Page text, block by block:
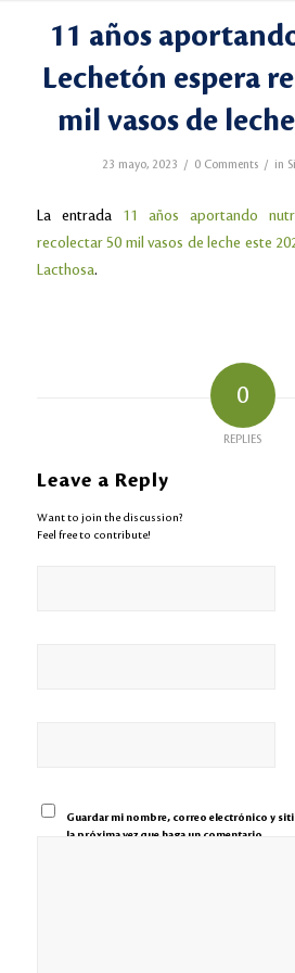
11 años
Lechetón espera
mil vasos de
23 mayo, 2023 / 0 Comments / in
La entrada 11 años aportando
recolectar 50 mil vasos de leche este
Lacthosa.
0
REPLIES
Leave a Reply
Want to join the discussion?
Feel free to contribute!
Guardar mi nombre, correo electrónico y
la próxima vez que haga un comentario.